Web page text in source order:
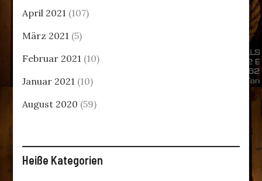
April 2021 (107)
März 2021 (5)
Februar 2021 (10)
Januar 2021 (10)
August 2020 (59)
Heiße Kategorien